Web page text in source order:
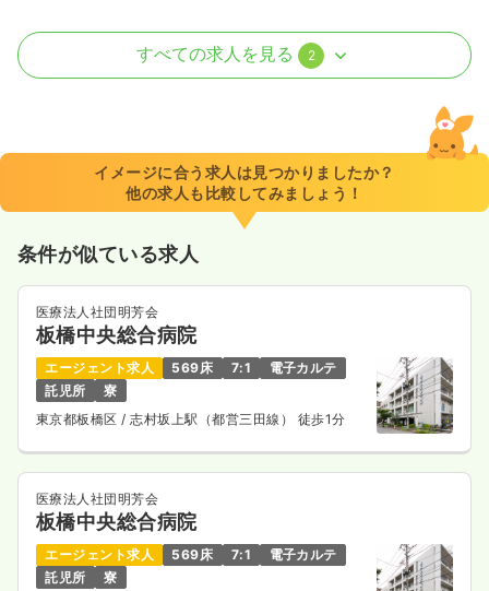
訪問看護 正看護師
9:00～18:00（休憩60分）
4週8休以上
月給32万円以上可
気になる
日勤のみ（パート）
給与 時給1,680〜1,880円
すべての求人を見る 2
イメージに合う求人は見つかりましたか？
他の求人も比較してみましょう！
条件が似ている求人
医療法人社団明芳会
板橋中央総合病院
エージェント求人 569床 7:1
電子カルテ
託児所
寮
東京都板橋区 / 志村坂上駅（都営三田線） 徒歩1分
医療法人社団明芳会
板橋中央総合病院
エージェント求人 569床 7:1
電子カルテ
託児所
寮